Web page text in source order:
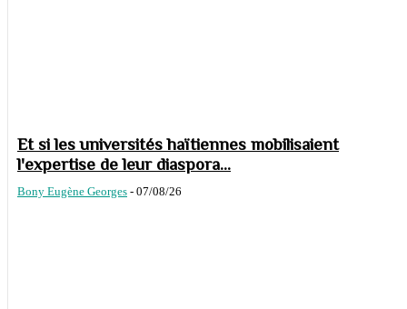
Et si les universités haïtiennes mobilisaient
l'expertise de leur diaspora...
Bony Eugène Georges - 07/08/26